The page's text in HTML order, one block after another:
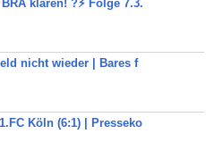
klären! ?⚡️ Folge 7.3.
nicht wieder | Bares f
Köln (6:1) | Presseko